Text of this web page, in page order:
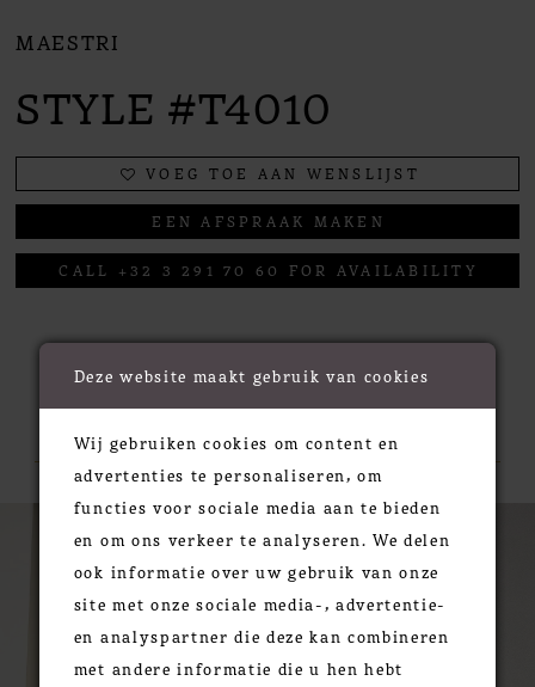
MAESTRI
STYLE #T4010
VOEG TOE AAN WENSLIJST
EEN AFSPRAAK MAKEN
CALL +32 3 291 70 60 FOR AVAILABILITY
RELATED PRODUCTS
Products
Carousel
PAUSE AUTOPLAY
PREVIOUS SLIDE
NEXT SLIDE
Deze website maakt gebruik van cookies
Wij gebruiken cookies om content en
advertenties te personaliseren, om
functies voor sociale media aan te bieden
en om ons verkeer te analyseren. We delen
ook informatie over uw gebruik van onze
site met onze sociale media-, advertentie-
en analyspartner die deze kan combineren
met andere informatie die u hen hebt